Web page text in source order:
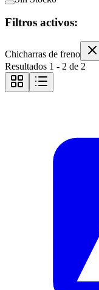
Filtros activos:
Chicharras de freno
Resultados 1 - 2 de 2